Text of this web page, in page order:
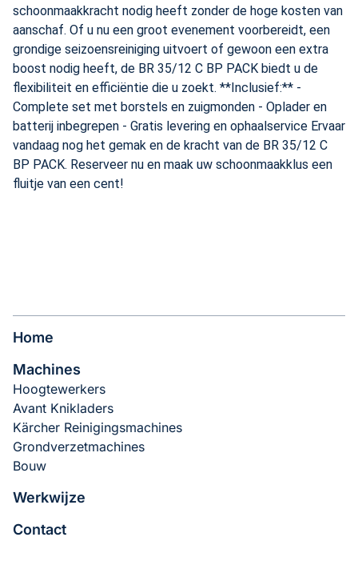
Stoomreinigers
schoonmaakkracht nodig heeft zonder de hoge kosten van
aanschaf. Of u nu een groot evenement voorbereidt, een
grondige seizoensreiniging uitvoert of gewoon een extra
boost nodig heeft, de BR 35/12 C BP PACK biedt u de
flexibiliteit en efficiëntie die u zoekt. **Inclusief:** -
Complete set met borstels en zuigmonden - Oplader en
batterij inbegrepen - Gratis levering en ophaalservice Ervaar
vandaag nog het gemak en de kracht van de BR 35/12 C
BP PACK. Reserveer nu en maak uw schoonmaakklus een
fluitje van een cent!
Home
Machines
Hoogtewerkers
Avant Knikladers
Kärcher Reinigingsmachines
Grondverzetmachines
Bouw
Werkwijze
Contact